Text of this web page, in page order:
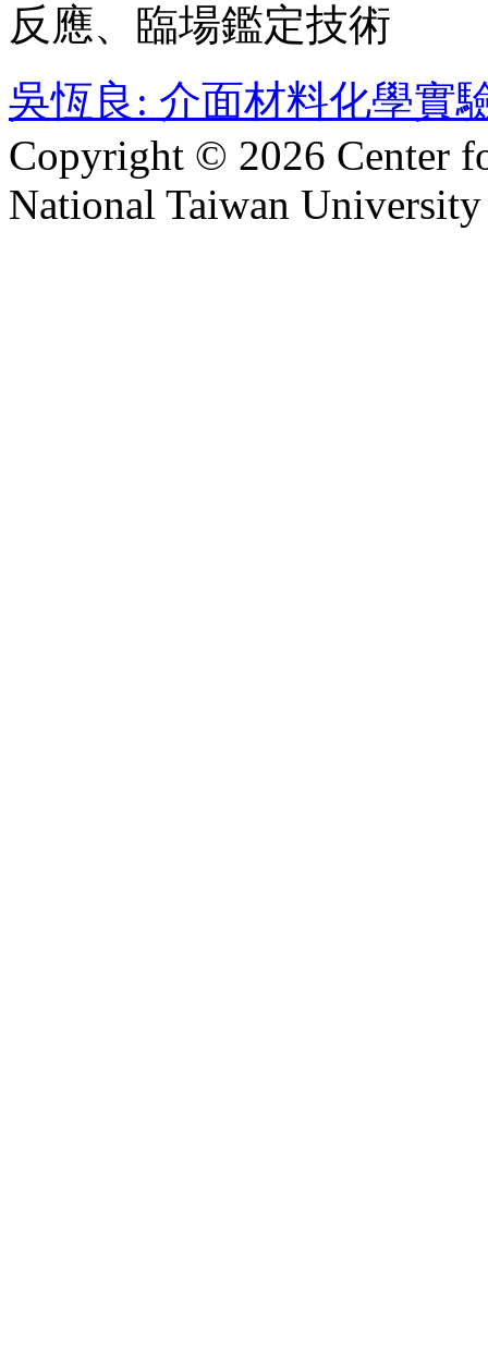
反應、臨場鑑定技術
吳恆良: 介面材料化學實
Copyright © 2026 Center
National Taiwan University